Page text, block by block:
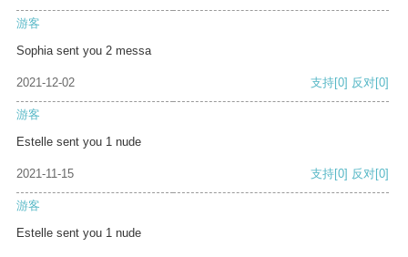
游客
Sophia sent you 2 messa
2021-12-02 支持[0] 反对[0]
游客
Estelle sent you 1 nude
2021-11-15 支持[0] 反对[0]
游客
Estelle sent you 1 nude